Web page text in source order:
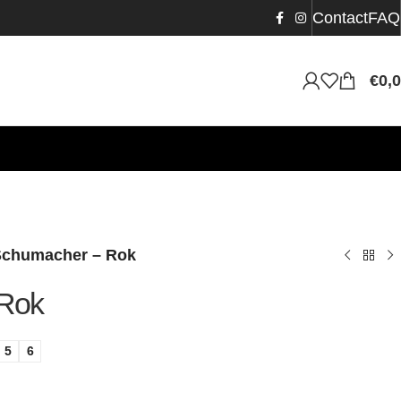
ContactFAQ
€
– Rok
5 6